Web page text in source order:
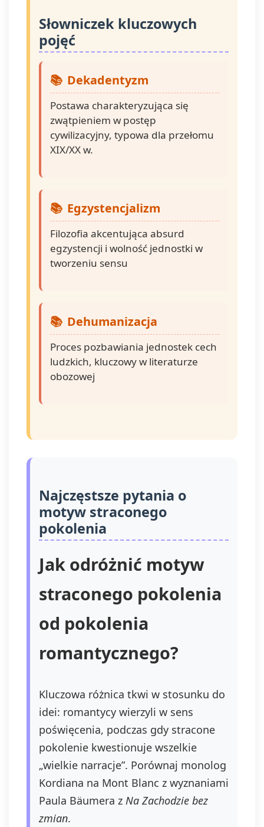
Słowniczek kluczowych
pojęć
Dekadentyzm
Postawa charakteryzująca się
zwątpieniem w postęp
cywilizacyjny, typowa dla przełomu
XIX/XX w.
Egzystencjalizm
Filozofia akcentująca absurd
egzystencji i wolność jednostki w
tworzeniu sensu
Dehumanizacja
Proces pozbawiania jednostek cech
ludzkich, kluczowy w literaturze
obozowej
Najczęstsze pytania o
motyw straconego
pokolenia
Jak odróżnić motyw
straconego pokolenia
od pokolenia
romantycznego?
Kluczowa różnica tkwi w stosunku do
idei: romantycy wierzyli w sens
poświęcenia, podczas gdy stracone
pokolenie kwestionuje wszelkie
„wielkie narracje”. Porównaj monolog
Kordiana na Mont Blanc z wyznaniami
Paula Bäumera z Na Zachodzie bez
zmian.